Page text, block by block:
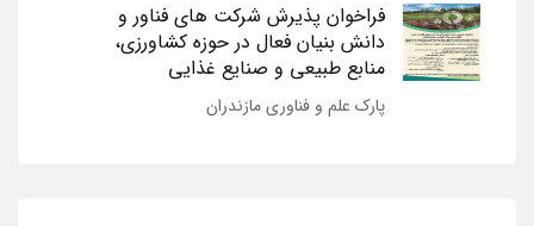
فراخوان پذیرش شرکت های فناور و
دانش بنیان فعال در حوزه کشاورزی،
منابع طبیعی و صنایع غذایی
پارک علم و فناوری مازندران